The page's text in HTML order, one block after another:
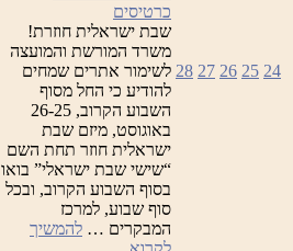
24
25
26
27
28
כרטיסים
שבת ישראלית חוזרת!
משרד המורשת והמועצה
לשימור אתרים שמחים
להודיע כי החל מסוף
השבוע הקרוב, 26-25
באוגוסט, מיזם שבת
ישראלית חוזר תחת השם
“שישי שבת ישראלי” בואו
בסוף השבוע הקרוב, ובכל
סוף שבוע, למרכז
המבקרים … להמשיך